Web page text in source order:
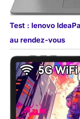
Test : lenovo
au rendez-vous